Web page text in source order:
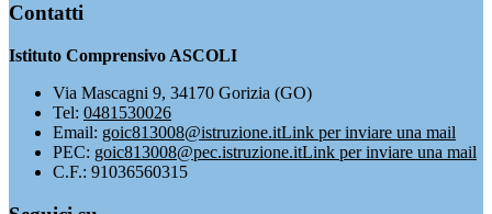
Contatti
Istituto Comprensivo ASCOLI
Via Mascagni 9, 34170 Gorizia (GO)
Tel: 0481530026
Email: goic813008@istruzione.itLink per inviare una mail
PEC: goic813008@pec.istruzione.itLink per inviare una mail
C.F.: 91036560315